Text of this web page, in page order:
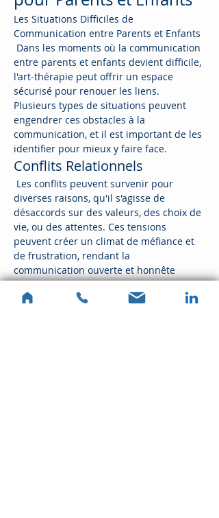
Les Situations Difficiles de
Communication entre Parents et Enfants
Dans les moments où la communication
entre parents et enfants devient difficile,
l'art-thérapie peut offrir un espace
sécurisé pour renouer les liens.
Plusieurs types de situations peuvent
engendrer ces obstacles à la
communication, et il est important de les
identifier pour mieux y faire face.
Conflits Relationnels
Les conflits peuvent survenir pour
diverses raisons, qu'il s'agisse de
désaccords sur des valeurs, des choix de
vie, ou des attentes. Ces tensions
peuvent créer un climat de méfiance et
de frustration, rendant la
communication ouverte et honnête
presque impossible. L'art-thérapie
permet aux membres de la famille